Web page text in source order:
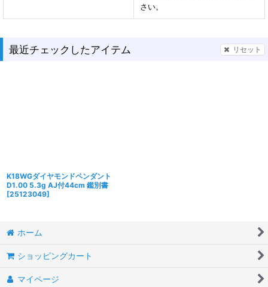
さい。
最近チェックしたアイテム リセット
K18WGダイヤモンドペンダント
D1.00 5.3g AJ付44cm 鑑別書
[25123049]
ホーム
ショッピングカート
マイページ